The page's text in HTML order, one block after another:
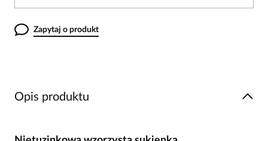
Zapytaj o produkt
Opis produktu